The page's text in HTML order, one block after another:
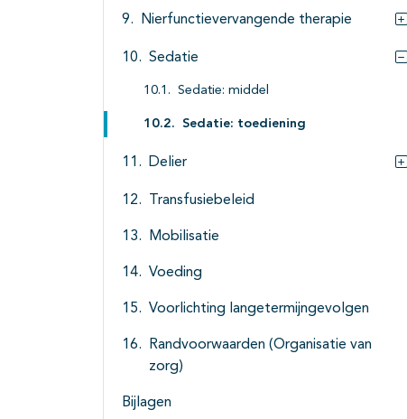
Nierfunctievervangende therapie
Sedatie
Sedatie: middel
Sedatie: toediening
Delier
Transfusiebeleid
Mobilisatie
Voeding
Voorlichting langetermijngevolgen
Randvoorwaarden (Organisatie van
zorg)
Bijlagen